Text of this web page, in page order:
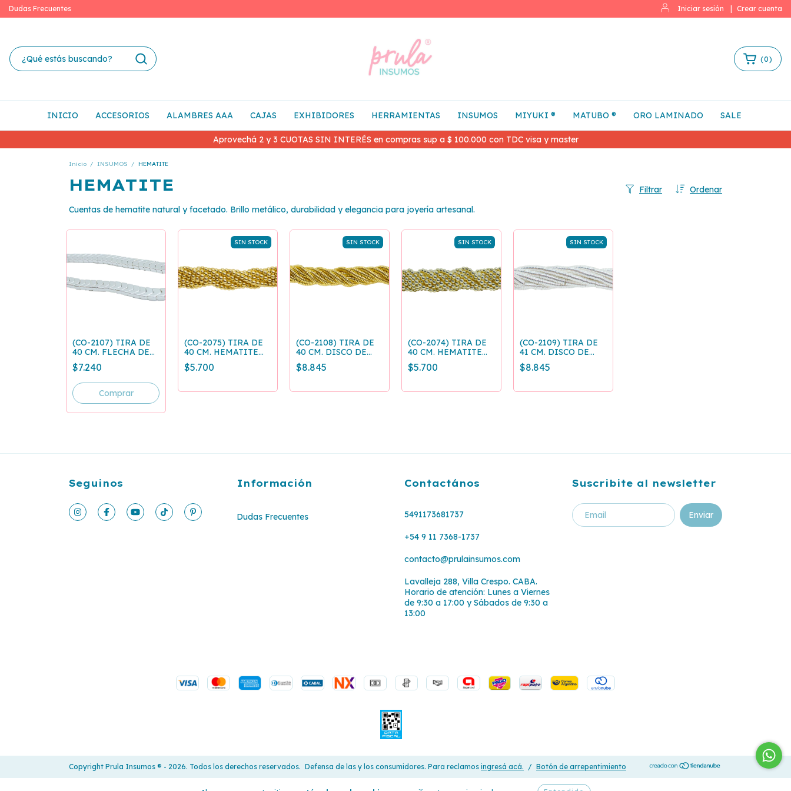
Dudas Frecuentes Iniciar sesión Crear cuenta
Aprovechá 2 y 3 CUOTAS SIN INTERÉS en compras sup a $ 100.000 con TDC visa y master
(0)
INICIO ACCESORIOS ALAMBRES AAA CAJAS EXHIBIDORES HERRAMIENTAS INSUMOS MIYUKI ® MATUBO ® ORO LAMINADO SALE
Inicio / INSUMOS / HEMATITE
HEMATITE Ordenar
Filtrar
Cuentas de hematite natural y facetado. Brillo metálico, durabilidad y elegancia para joyería artesanal.
(CO-2107) TIRA DE
40 CM. FLECHA DE
HEMATITE
PLATEADO 6x2 MM
$7.240
SIN STOCK
(CO-2075) TIRA DE
40 CM. HEMATITE
BOLITA DORADO 4
MM
$5.700
SIN STOCK
(CO-2108) TIRA DE
40 CM. DISCO DE
HEMATITE DORADO
4x1 MM
$8.845
SIN STOCK
(CO-2074) TIRA DE
40 CM. HEMATITE
BOLITA DORADO 3
MM
$5.700
SIN STOCK
(CO-2109) TIRA DE
41 CM. DISCO DE
HEMATITE
PLATEADO 4x1 MM
$8.845
Seguinos Información
Dudas Frecuentes
Contactános
5491173681737
+54 9 11 7368-1737
contacto@prulainsumos.com
Lavalleja 288, Villa Crespo. CABA.
Horario de atención: Lunes a Viernes
de 9:30 a 17:00 y Sábados de 9:30 a
13:00
Suscribite al newsletter
Copyright Prula Insumos ®️ - 2026. Todos los derechos reservados. Defensa de las y los consumidores. Para reclamos ingresá acá. / Botón de arrepentimiento